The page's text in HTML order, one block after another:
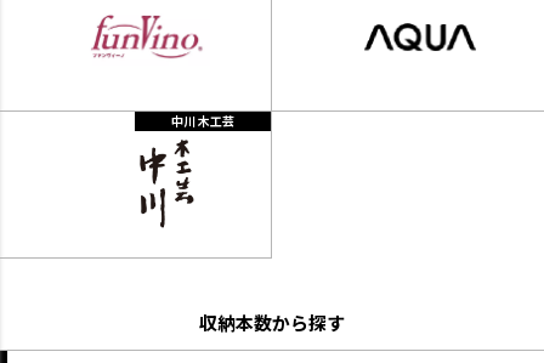
中川 木工芸
収納本数から探す